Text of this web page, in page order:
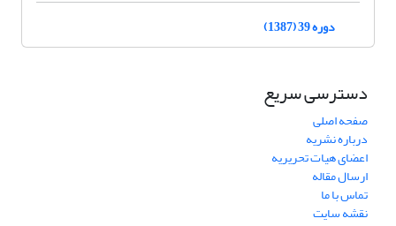
دوره 39 (1387)
دسترسی سریع
صفحه اصلی
درباره نشریه
اعضای هیات تحریریه
ارسال مقاله
تماس با ما
نقشه سایت